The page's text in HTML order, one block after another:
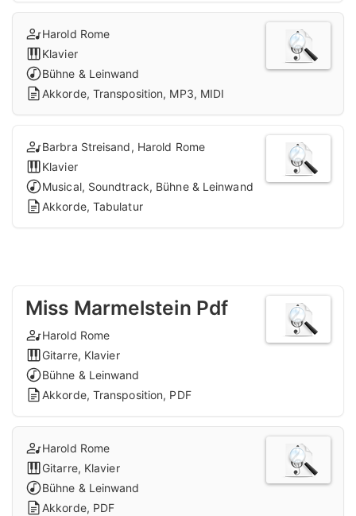
Harold Rome
Klavier
Bühne & Leinwand
Akkorde, Transposition, MP3, MIDI
Barbra Streisand, Harold Rome
Klavier
Musical, Soundtrack, Bühne & Leinwand
Akkorde, Tabulatur
Miss Marmelstein Pdf
Harold Rome
Gitarre, Klavier
Bühne & Leinwand
Akkorde, Transposition, PDF
Harold Rome
Gitarre, Klavier
Bühne & Leinwand
Akkorde, PDF